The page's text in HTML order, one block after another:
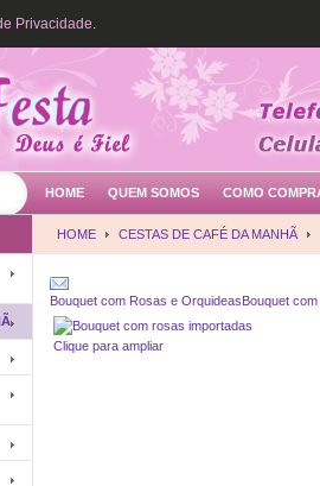
HOME QUEM SOMOS COMO
HOME CESTAS DE CAFÉ DA MANHÃ
Bouquet com Rosas e OrquideasBouquet
Clique para ampliar
Privacidade.